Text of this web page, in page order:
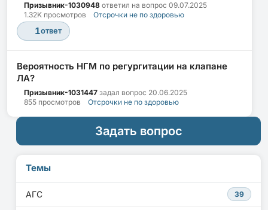
Призывник-1030948 ответил на вопрос 09.07.2025
1.32K просмотров
Отсрочки не по здоровью
1ответ
Вероятность НГМ по регургитации на клапане
ЛА?
Призывник-1031447 задал вопрос 20.06.2025
855 просмотров
Отсрочки не по здоровью
Задать вопрос
Темы
АГС 39